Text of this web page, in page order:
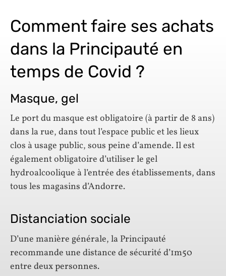
Comment faire ses achats
dans la Principauté en
temps de Covid ?
Masque, gel
Le port du masque est obligatoire (à partir de 8 ans)
dans la rue, dans tout l’espace public et les lieux
clos à usage public, sous peine d’amende. Il est
également obligatoire d’utiliser le gel
hydroalcoolique à l’entrée des établissements, dans
tous les magasins d’Andorre.
Distanciation sociale
D’une manière générale, la Principauté
recommande une distance de sécurité d’1m50
entre deux personnes.